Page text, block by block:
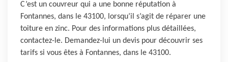
C’est un couvreur qui a une bonne réputation à
Fontannes, dans le 43100, lorsqu’il s’agit de réparer une
toiture en zinc. Pour des informations plus détaillées,
contactez-le. Demandez-lui un devis pour découvrir ses
tarifs si vous êtes à Fontannes, dans le 43100.